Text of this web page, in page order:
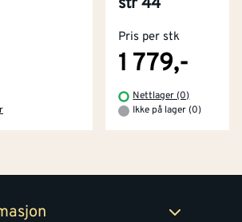
Pris per stk
1 779,-
Nettlager (0)
Ikke på lager (0)
og åpningstider